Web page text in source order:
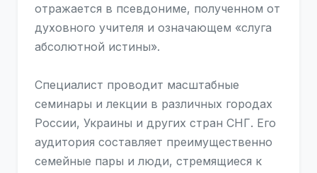
отражается в псевдониме, полученном от
духовного учителя и означающем «слуга
абсолютной истины».
Специалист проводит масштабные
семинары и лекции в различных городах
России, Украины и других стран СНГ. Его
аудитория составляет преимущественно
семейные пары и люди, стремящиеся к